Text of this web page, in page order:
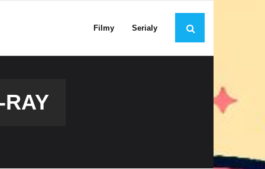
Filmy Serialy